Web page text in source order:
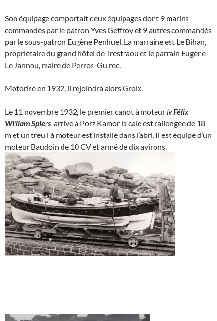
Son équipage comportait deux équipages dont 9 marins
commandés par le patron Yves Geffroy et 9 autres commandés
par le sous-patron Eugène Penhuel. La marraine est Le Bihan,
propriétaire du grand hôtel de Trestraou et le parrain Eugène
Le Jannou, maire de Perros-Guirec.
Motorisé en 1932, il rejoindra alors Groix.
Le 11 novembre 1932, le premier canot à moteur leFélix
William Spiers arrive à Porz Kamor la cale est rallongée de 18
m et un treuil à moteur est installé dans l’abri. Il est équipé d’un
moteur Baudoin de 10 CV et armé de dix avirons.